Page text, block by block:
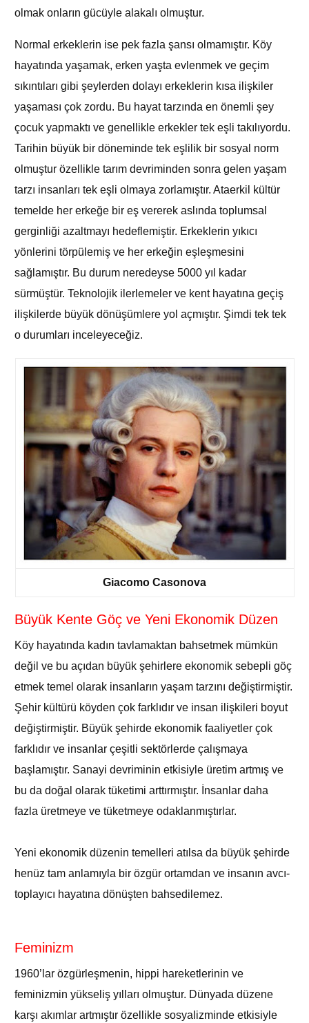
olmak onların gücüyle alakalı olmuştur.
Normal erkeklerin ise pek fazla şansı olmamıştır. Köy
hayatında yaşamak, erken yaşta evlenmek ve geçim
sıkıntıları gibi şeylerden dolayı erkeklerin kısa ilişkiler
yaşaması çok zordu. Bu hayat tarzında en önemli şey
çocuk yapmaktı ve genellikle erkekler tek eşli takılıyordu.
Tarihin büyük bir döneminde tek eşlilik bir sosyal norm
olmuştur özellikle tarım devriminden sonra gelen yaşam
tarzı insanları tek eşli olmaya zorlamıştır. Ataerkil kültür
temelde her erkeğe bir eş vererek aslında toplumsal
gerginliği azaltmayı hedeflemiştir. Erkeklerin yıkıcı
yönlerini törpülemiş ve her erkeğin eşleşmesini
sağlamıştır. Bu durum neredeyse 5000 yıl kadar
sürmüştür. Teknolojik ilerlemeler ve kent hayatına geçiş
ilişkilerde büyük dönüşümlere yol açmıştır. Şimdi tek tek
o durumları inceleyeceğiz.
Giacomo Casonova
Büyük Kente Göç ve Yeni Ekonomik Düzen
Köy hayatında kadın tavlamaktan bahsetmek mümkün
değil ve bu açıdan büyük şehirlere ekonomik sebepli göç
etmek temel olarak insanların yaşam tarzını değiştirmiştir.
Şehir kültürü köyden çok farklıdır ve insan ilişkileri boyut
değiştirmiştir. Büyük şehirde ekonomik faaliyetler çok
farklıdır ve insanlar çeşitli sektörlerde çalışmaya
başlamıştır. Sanayi devriminin etkisiyle üretim artmış ve
bu da doğal olarak tüketimi arttırmıştır. İnsanlar daha
fazla üretmeye ve tüketmeye odaklanmıştırlar.
Yeni ekonomik düzenin temelleri atılsa da büyük şehirde
henüz tam anlamıyla bir özgür ortamdan ve insanın avcı-
toplayıcı hayatına dönüşten bahsedilemez.
Feminizm
1960’lar özgürleşmenin, hippi hareketlerinin ve
feminizmin yükseliş yılları olmuştur. Dünyada düzene
karşı akımlar artmıştır özellikle sosyalizminde etkisiyle